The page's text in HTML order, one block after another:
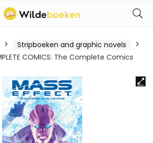
Stripboeken and graphic novels
COMICS: The Complete Comics